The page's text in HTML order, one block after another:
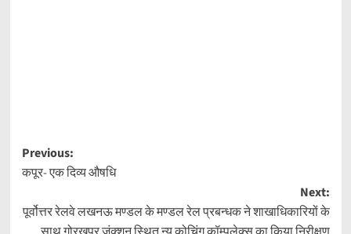
Post
navigation
Previous:
कपूर- एक दिव्य औषधि
Next:
पूर्वोत्तर रेलवे लखनऊ मण्डल के मण्डल रेल प्रबन्धक ने शाखाधिकारियों के